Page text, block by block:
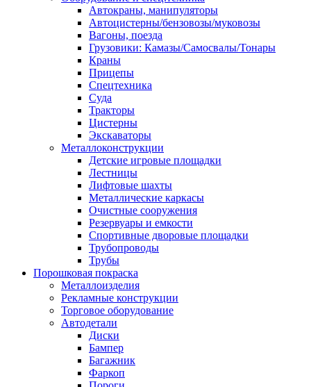
Автокраны, манипуляторы
Автоцистерны/бензовозы/муковозы
Вагоны, поезда
Грузовики: Камазы/Самосвалы/Тонары
Краны
Прицепы
Спецтехника
Суда
Тракторы
Цистерны
Экскаваторы
Металлоконструкции
Детские игровые площадки
Лестницы
Лифтовые шахты
Металлические каркасы
Очистные сооружения
Резервуары и емкости
Спортивные дворовые площадки
Трубопроводы
Трубы
Порошковая покраска
Металлоизделия
Рекламные конструкции
Торговое оборудование
Автодетали
Диски
Бампер
Багажник
Фаркоп